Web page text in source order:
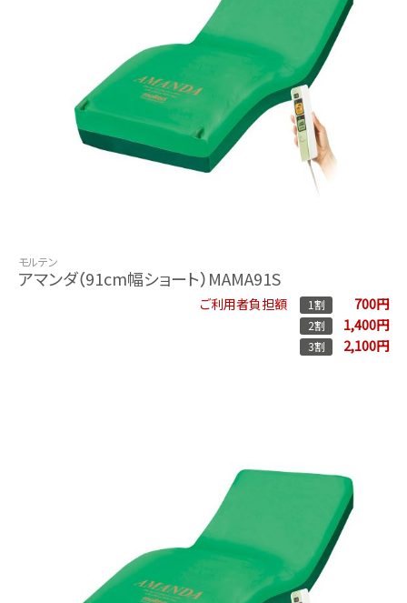
モルテン
アマンダ（91cm幅ショート）MAMA91S
ご利用者負担額 1割 700円
2割 1,400円
3割 2,100円